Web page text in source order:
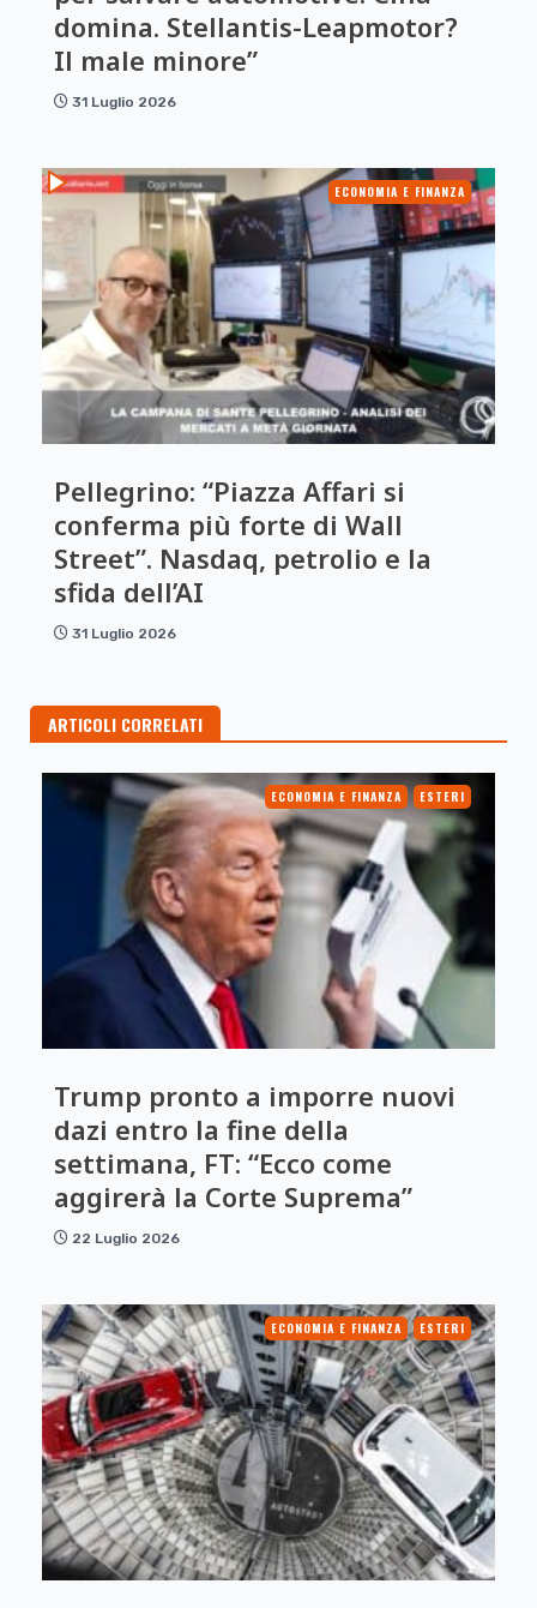
domina. Stellantis-Leapmotor?
Il male minore”
31 Luglio 2026
ECONOMIA E FINANZA
Pellegrino: “Piazza Affari si
conferma più forte di Wall
Street”. Nasdaq, petrolio e la
sfida dell’AI
31 Luglio 2026
ARTICOLI CORRELATI
ECONOMIA E FINANZA ESTERI
Trump pronto a imporre nuovi
dazi entro la fine della
settimana, FT: “Ecco come
aggirerà la Corte Suprema”
22 Luglio 2026
ECONOMIA E FINANZA ESTERI